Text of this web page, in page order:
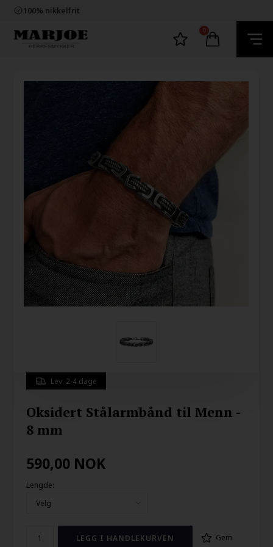
100% nikkelfrit
60 dager bytte & returret
Trygg E-Handel
0
Lev. 2-4 dage
Oksidert Stålarmbånd til Menn -
8 mm
590,00 NOK
Lengde:
Gem